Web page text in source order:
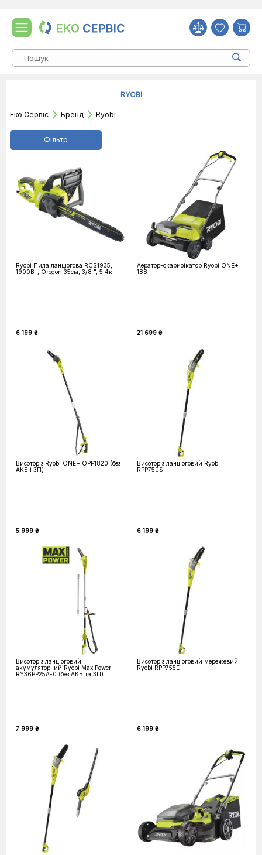
RYOBI
Еко Сервіс Бренд Ryobi
Фільтр
Ryobi Пила ланцюгова RCS1935,
1900Вт, Oregon 35см, 3/8 ", 5.4кг
6 199 ₴
Аератор-скарифікатор Ryobi ONE+
18В
21 699 ₴
Висоторіз Ryobi ONE+ OPP1820 (без
АКБ і ЗП)
5 999 ₴
Висоторіз ланцюговий Ryobi
RPP750S
6 199 ₴
Висоторіз ланцюговий
акумуляторний Ryobi Max Power
RY36PP25A-0 (без АКБ та ЗП)
7 999 ₴
Висоторіз ланцюговий мережевий
Ryobi RPP755E
6 199 ₴